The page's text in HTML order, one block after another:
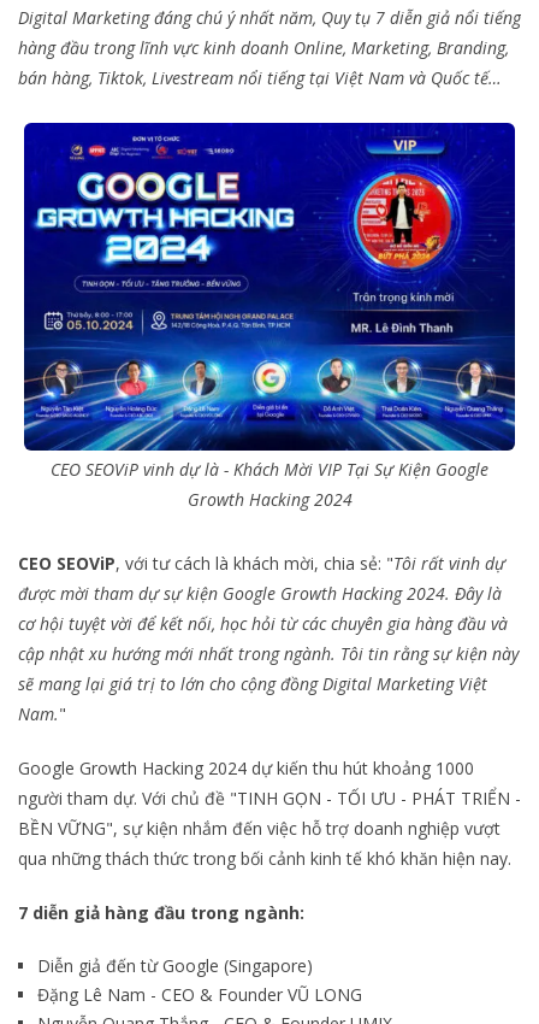
Digital Marketing đáng chú ý nhất năm, Quy tụ 7 diễn giả nổi tiếng
hàng đầu trong lĩnh vực kinh doanh Online, Marketing, Branding,
bán hàng, Tiktok, Livestream nổi tiếng tại Việt Nam và Quốc tế…
CEO SEOViP vinh dự là - Khách Mời VIP Tại Sự Kiện Google
Growth Hacking 2024
CEO SEOViP, với tư cách là khách mời, chia sẻ: "Tôi rất vinh dự
được mời tham dự sự kiện Google Growth Hacking 2024. Đây là
cơ hội tuyệt vời để kết nối, học hỏi từ các chuyên gia hàng đầu và
cập nhật xu hướng mới nhất trong ngành. Tôi tin rằng sự kiện này
sẽ mang lại giá trị to lớn cho cộng đồng Digital Marketing Việt
Nam."
Google Growth Hacking 2024 dự kiến thu hút khoảng 1000
người tham dự. Với chủ đề "TINH GỌN - TỐI ƯU - PHÁT TRIỂN -
BỀN VỮNG", sự kiện nhắm đến việc hỗ trợ doanh nghiệp vượt
qua những thách thức trong bối cảnh kinh tế khó khăn hiện nay.
7 diễn giả hàng đầu trong ngành:
Diễn giả đến từ Google (Singapore)
Đặng Lê Nam - CEO & Founder VŨ LONG